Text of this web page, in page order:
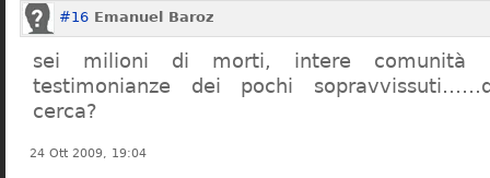
#16 Emanuel Baroz
sei milioni di morti, intere comunità
testimonianze dei pochi
cerca?
24 Ott 2009, 19:04